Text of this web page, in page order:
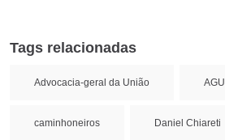
Tags relacionadas
Advocacia-geral da União AGU
caminhoneiros Daniel Chiareti